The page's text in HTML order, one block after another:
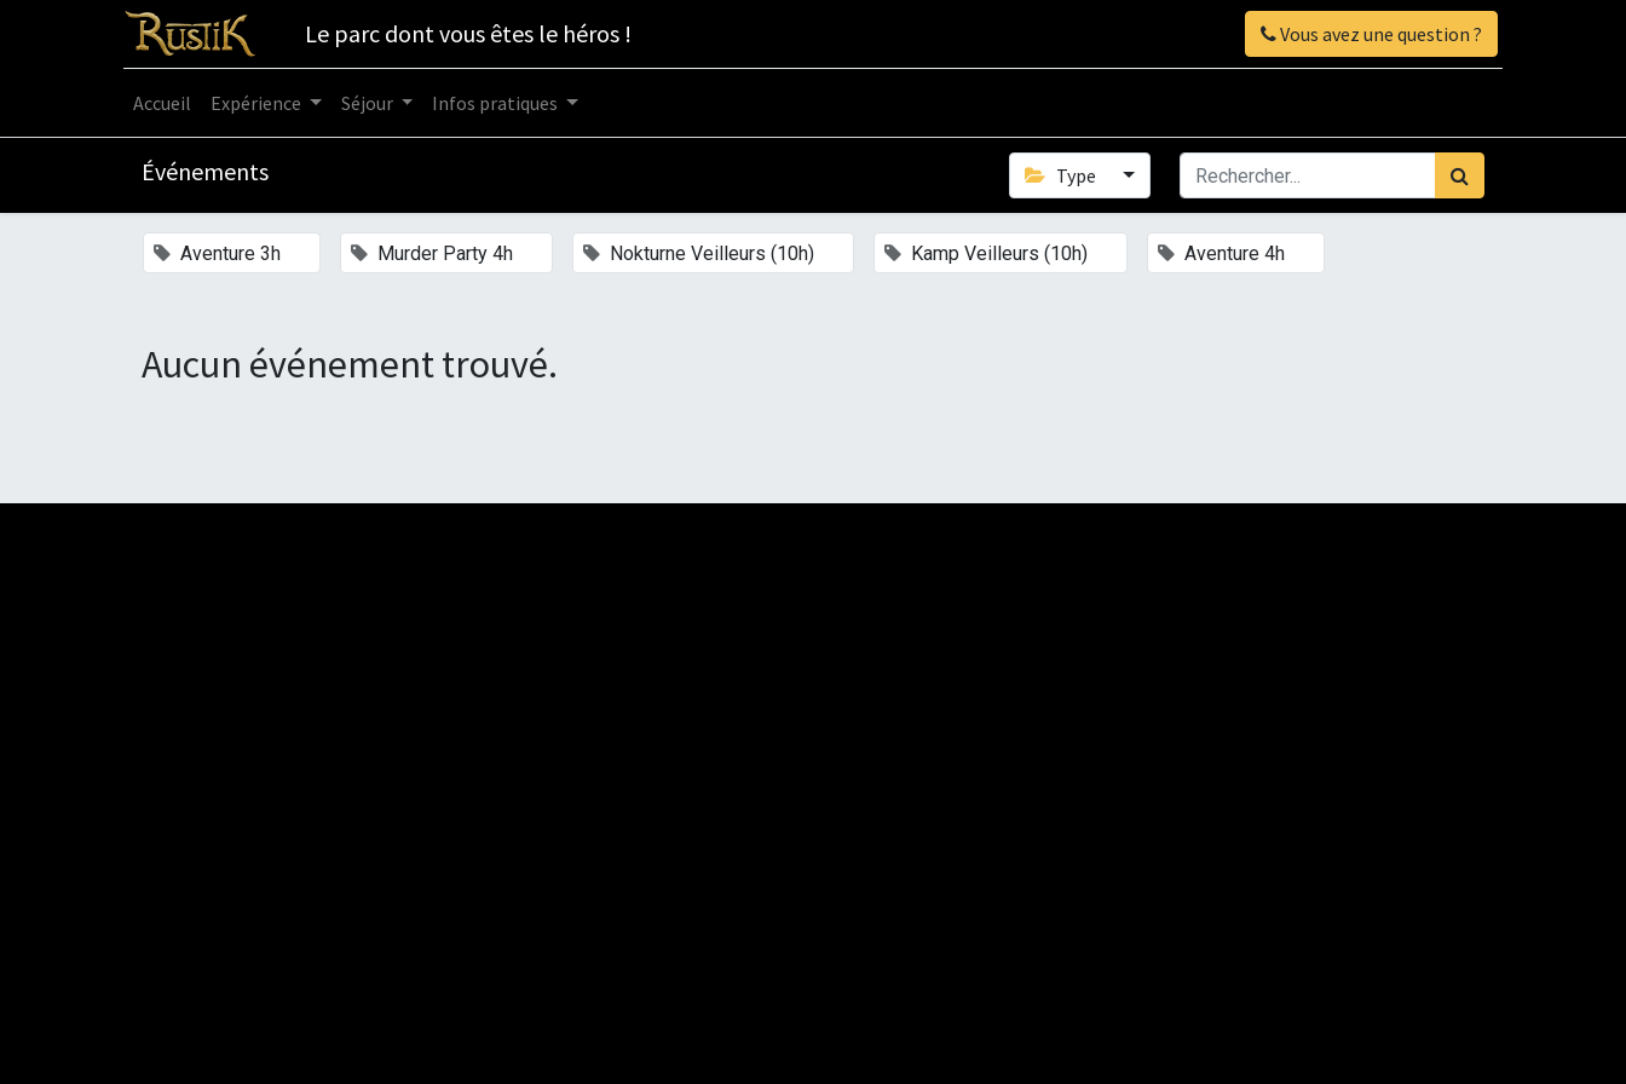
Le parc dont vous êtes le héros ! Vous avez une question ?
Accueil Expérience Séjour Infos pratiques
Événements Type
Aventure 3h Murder Party 4h Nokturne Veilleurs (10h) Kamp Veilleurs (10h) Aventure 4h
Aucun événement trouvé.